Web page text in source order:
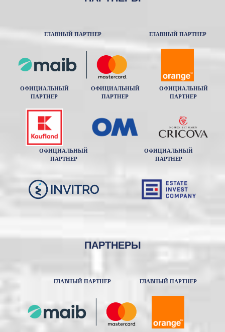
ГЛАВНЫЙ ПАРТНЕР ГЛАВНЫЙ ПАРТНЕР
ОФИЦИАЛЬНЫЙ
ПАРТНЕР
ОФИЦИАЛЬНЫЙ
ПАРТНЕР
ОФИЦИАЛЬНЫЙ
ПАРТНЕР
ОФИЦИАЛЬНЫЙ
ПАРТНЕР
ОФИЦИАЛЬНЫЙ
ПАРТНЕР
ПАРТНЕРЫ
ГЛАВНЫЙ ПАРТНЕР ГЛАВНЫЙ ПАРТНЕР